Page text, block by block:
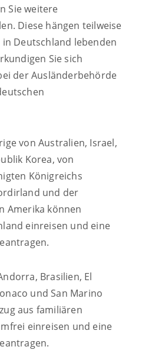
Sie weitere
Diese hängen teilweise
Deutschland lebenden
Sie sich
der Ausländerbehörde
von Australien, Israel,
Korea, von
Königreichs
und der
Amerika können
einreisen und eine
Brasilien, El
und San Marino
aus familiären
einreisen und eine